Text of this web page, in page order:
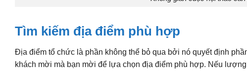
Tìm kiếm địa điểm phù hợp
Địa điểm tổ chức là phần không thể bỏ qua bởi nó quyết định
khách mời mà bạn mời để lựa chọn địa điểm phù hợp. Nếu